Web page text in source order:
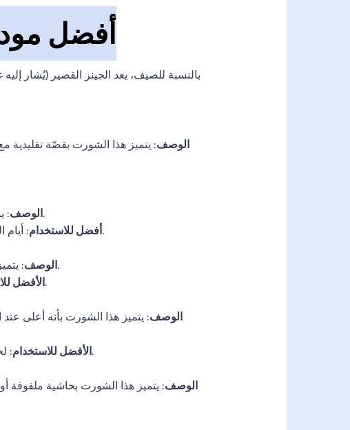
أفضل
بالنسبة للصيف، يعد الجينز القصير (يُشار
الوصف: يتميز هذا الشورت بقصّة تقليدية
الوصف: يوفر هذا الشورت مظهرًا أكثر تفصيلاً، حيث يلائم الجسم بقصّة ضيقة. إنه يوفر مظهرًا عصريًا وأنيقًا.
أفضل للاستخدام: أيام الجمعة غير الرسمية في العمل، والمواعيد الصيفية، والمناسبات التي تريد فيها أن تبدو أنيقًا ومريحًا.
الوصف: يتميز هذا الشورت الجينز الممزق بحواف متهالكة وتمزقات، ويضفي مظهرًا متينًا ومريحًا على ملابسك.
الأفضل: للارتداء في الملابس غير الرسمية والأنشطة الخارجية وإضافة لمسة مميزة إلى مظهرك.
الوصف: يتميز هذا الشورت بأنه أعلى
الأفضل للاستخدام: لخلق مظهر كلاسيكي، يمكن تنسيقه مع قمصان مدسوسة أو سترات كاجوال لإضفاء لمسة عصرية.
الوصف: يتميز هذا الشورت بحاشية ملفوفة